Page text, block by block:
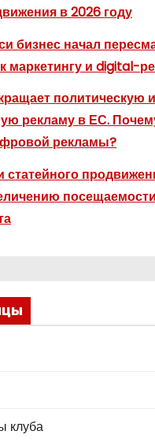
в 2026 году
бизнес начал
маркетингу и digital-
политическую и
рекламу в ЕС.
рекламы?
статейного
клуба